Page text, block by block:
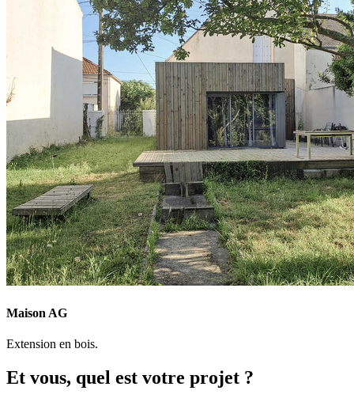
Maison AG
Extension en bois.
Et vous, quel est votre projet ?